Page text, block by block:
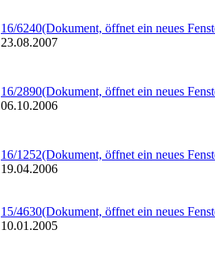
16/6240(Dokument, öffnet ein neues
23.08.2007
16/2890(Dokument, öffnet ein neues
06.10.2006
16/1252(Dokument, öffnet ein neues
19.04.2006
15/4630(Dokument, öffnet ein neues
10.01.2005